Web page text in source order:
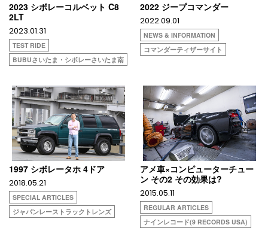
2023 シボレーコルベット C8
2LT
2023.01.31
TEST RIDE
BUBUさいたま・シボレーさいたま南
2022 ジープコマンダー
2022.09.01
NEWS & INFORMATION
コマンダーティザーサイト
1997 シボレータホ 4ドア
2018.05.21
SPECIAL ARTICLES
ジャパンレーストラックトレンズ
アメ車×コンピューターチュー
ン その2 その効果は?
2015.05.11
REGULAR ARTICLES
ナインレコード(9 RECORDS USA)